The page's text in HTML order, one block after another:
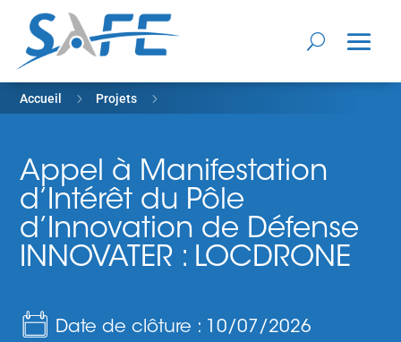
Accueil 5 Projets 5
Appel à Manifestation
d’Intérêt du Pôle
d’Innovation de Défense
INNOVATER : LOCDRONE
Date de clôture : 10/07/2026